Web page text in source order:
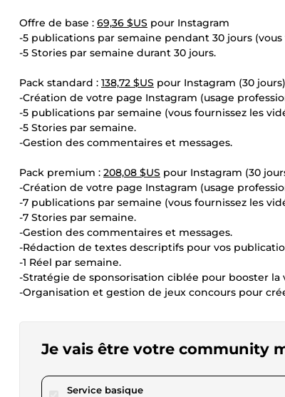
Offre de base : 69,36 $US pour Instagram
-5 publications par semaine pendant 30 jours
-5 Stories par semaine durant 30 jours.
Pack standard : 138,72 $US pour Instagram (30 jours)
-Création de votre page Instagram (usage
-5 publications par semaine (vous fournissez les
-5 Stories par semaine.
-Gestion des commentaires et messages.
Pack premium : 208,08 $US pour Instagram (30
-Création de votre page Instagram (usage
-7 publications par semaine (vous fournissez les
-7 Stories par semaine.
-Gestion des commentaires et messages.
-Rédaction de textes descriptifs pour vos
-1 Réel par semaine.
-Stratégie de sponsorisation ciblée pour booster
-Organisation et gestion de jeux concours pour
Je vais être votre community
Service basiquepour 69,36 $US